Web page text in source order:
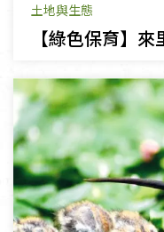
土地與生態